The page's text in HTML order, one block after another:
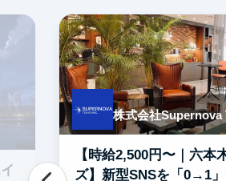
株式会社Supernova
【時給2,500円〜｜六本
ズ】新型SNSを「0→1